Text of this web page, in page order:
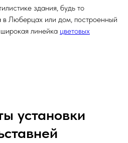
здания, будь то
в Люберцах или дом, построенный
линейка цветовых
установки